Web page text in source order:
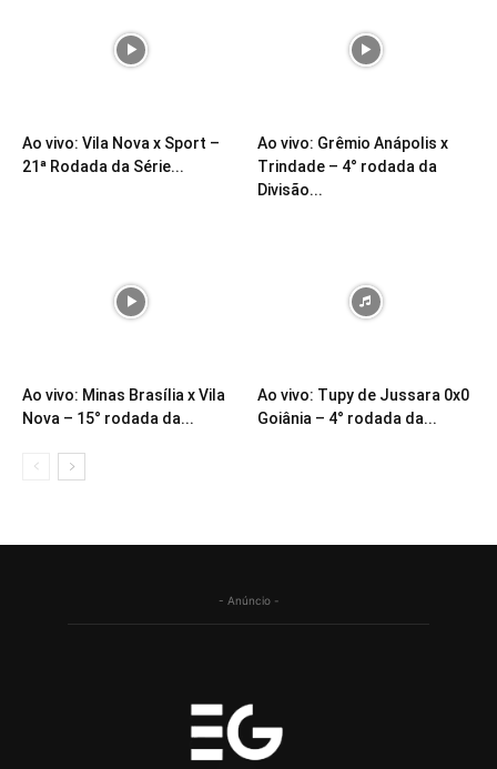
Ao vivo: Vila Nova x Sport –
21ª Rodada da Série...
Ao vivo: Grêmio Anápolis x
Trindade – 4° rodada da
Divisão...
Ao vivo: Minas Brasília x Vila
Nova – 15° rodada da...
Ao vivo: Tupy de Jussara 0x0
Goiânia – 4° rodada da...
- Anúncio -